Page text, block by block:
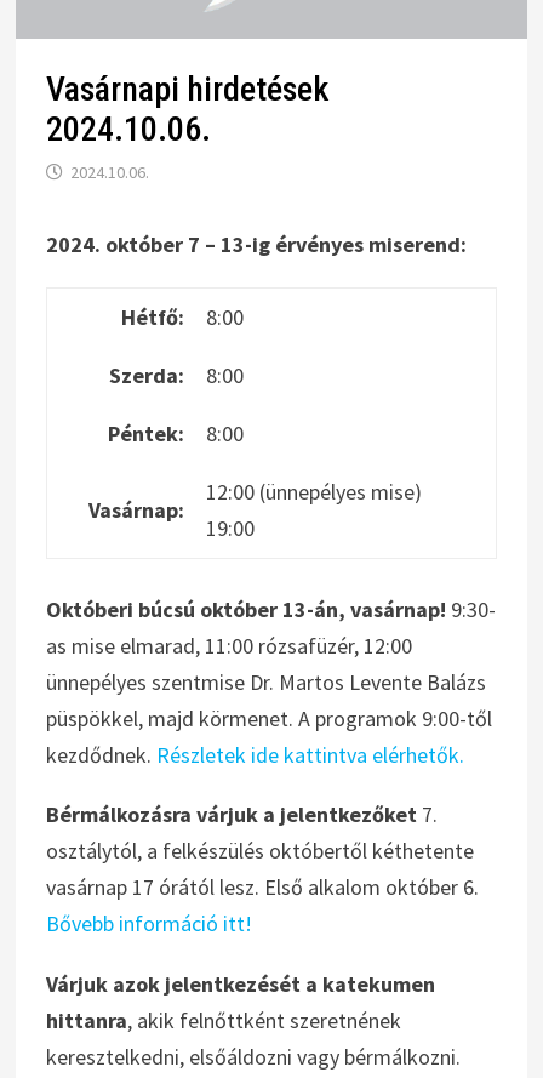
Vasárnapi hirdetések
2024.10.06.
2024.10.06.
2024. október 7 – 13-ig érvényes miserend:
Hétfő: 8:00
Szerda: 8:00
Péntek: 8:00
Vasárnap:
12:00 (ünnepélyes mise)
19:00
Októberi búcsú október 13-án, vasárnap! 9:30-
as mise elmarad, 11:00 rózsafüzér, 12:00
ünnepélyes szentmise Dr. Martos Levente Balázs
püspökkel, majd körmenet. A programok 9:00-től
kezdődnek. Részletek ide kattintva elérhetők.
Bérmálkozásra várjuk a jelentkezőket 7.
osztálytól, a felkészülés októbertől kéthetente
vasárnap 17 órától lesz. Első alkalom október 6.
Bővebb információ itt!
Várjuk azok jelentkezését a katekumen
hittanra, akik felnőttként szeretnének
keresztelkedni, elsőáldozni vagy bérmálkozni.